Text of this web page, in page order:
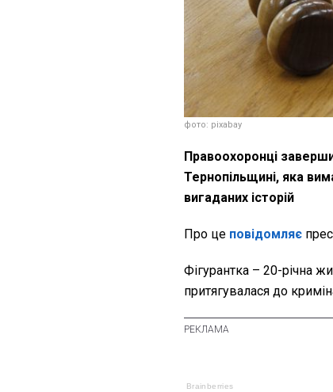
фото: pixabay
Правоохоронці
Тернопільщині, яка
вигаданих історій
Про це повідомляє
Фігурантка – 20-річна
притягувалася до